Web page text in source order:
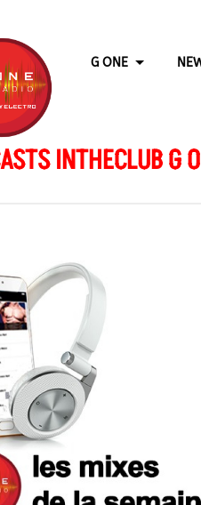
G ONE
INTHECLUB G